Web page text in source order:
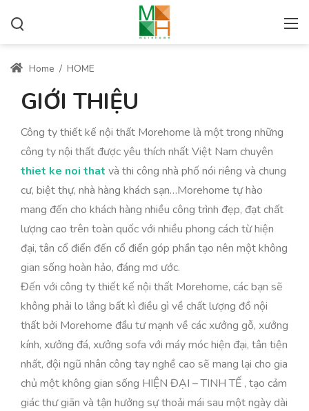
Home / HOME
GIỚI THIỆU
Công ty thiết kế nội thất Morehome là một trong những
công ty nội thất được yêu thích nhất Việt Nam chuyên
thiet ke noi that và thi công nhà phố nói riêng và chung
cư, biệt thự, nhà hàng khách sạn…Morehome tự hào
mang đến cho khách hàng nhiều công trình đẹp, đạt chất
lượng cao trên toàn quốc với nhiều phong cách từ hiện
đại, tân cổ điển đến cổ điển góp phần tạo nên một không
gian sống hoàn hảo, đáng mơ ước.
Đến với công ty thiết kế nội thất Morehome, các bạn sẽ
không phải lo lắng bất kì điều gì về chất lượng đồ nội
thất bởi Morehome đầu tư mạnh về các xưởng gỗ, xưởng
kính, xưởng đá, xưởng sofa với máy móc hiện đại, tân tiện
nhất, đội ngũ nhân công tay nghề cao sẽ mang lại cho gia
chủ một không gian sống HIỆN ĐẠI – TINH TẾ , tạo cảm
giác thư giãn và tận hưởng sự thoải mái sau một ngày dài